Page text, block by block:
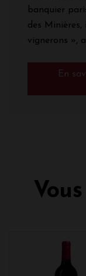
banquier
des
vignerons »,
En